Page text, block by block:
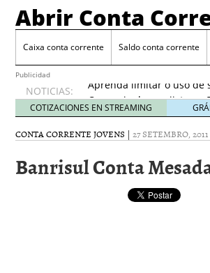
Abrir Conta
Caixa conta corrente Saldo conta corrente
Publicidad
NOTICIAS:
Comercio de varejista no
Conta Salario BRB
5 de
Conta Universitaria BRB
Conta Eletrônica BRB 4
COTIZACIONES EN STREAMING
CONTA CORRENTE JOVENS | 27 SETEMBRO, 2011
Banrisul Conta